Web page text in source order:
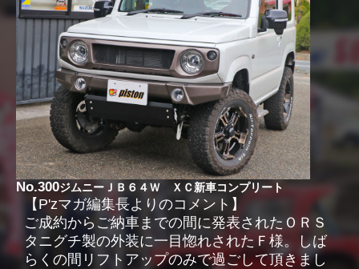
No.300ジムニーＪＢ６４Ｗ ＸＣ新車コンプリート
【P'zマガ編集長よりのコメント】
ご成約からご納車までの間に発表されたＯＲＳ
タニグチ製の外装に一目惚れされたＦ様。しば
らくの間リフトアップのみで過ごして頂きまし